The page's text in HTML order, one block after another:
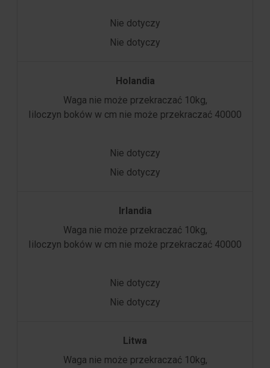
Nie dotyczy
Nie dotyczy
Holandia
Waga nie może przekraczać 10kg,
Iiloczyn boków w cm nie może przekraczać 40000
Nie dotyczy
Nie dotyczy
Irlandia
Waga nie może przekraczać 10kg,
Iiloczyn boków w cm nie może przekraczać 40000
Nie dotyczy
Nie dotyczy
Litwa
Waga nie może przekraczać 10kg,